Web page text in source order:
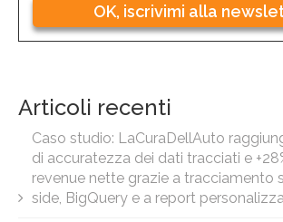
OK, iscrivimi alla
Articoli recenti
Caso studio: LaCuraDellAuto
di accuratezza dei dati tracciati e
revenue nette grazie a tracciamento
side, BigQuery e a report